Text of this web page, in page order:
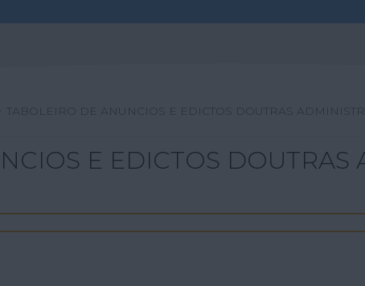
> TABOLEIRO DE ANUNCIOS E EDICTOS DOUTRAS
E EDICTOS DOUTRAS